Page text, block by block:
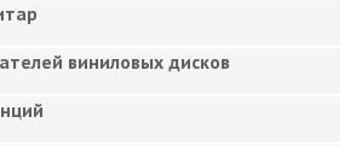
виниловых дисков